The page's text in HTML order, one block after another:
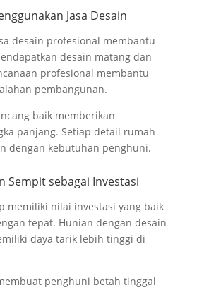
Jasa Desain
desain profesional membantu
desain matang dan
profesional membantu
pembangunan.
baik memberikan
panjang. Setiap detail rumah
dengan kebutuhan penghuni.
Sempit sebagai Investasi
memiliki nilai investasi yang baik
tepat. Hunian dengan desain
daya tarik lebih tinggi di
penghuni betah tinggal